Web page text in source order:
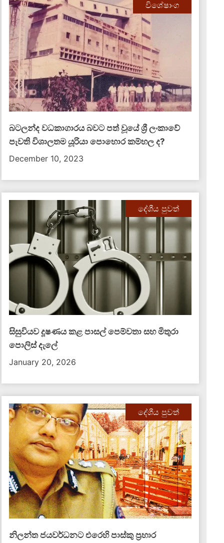
විශේෂාංග
බටලන්ද වධකාගාරය බවට පත් වූයේ ශ්‍රී ලංකාවේ
පැවති විශාලතම යූරියා පොහොර කම්හල ද​?
December 10, 2023
දේශීය පුවත්
සිසුවියව දූෂණය කළ පාසල් පෙම්වතා සහ මිතුරා
පොලිස් දැලේ
January 20, 2026
දේශීය පුවත්
නිලන්ත ජයවර්ධනට එරෙහි පාස්කු ප්‍රහාර